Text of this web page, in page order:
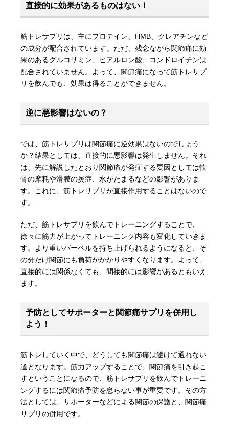
直接的に効果があるものはない！
筋トレサプリは、主にプロテイン、HMB、クレアチンなど
の成分が配合されています。ただ、残念ながら関節痛に効
果のあるグルコサミン、ヒアルロン酸、コンドロイチンは
配合されていません。よって、関節痛になって筋トレサプ
リを飲んでも、効果は得ることができません。
逆に悪影響はないの？
では、筋トレサプリは関節痛に逆効果はないのでしょう
か？結果としては、直接的に悪影響は発生しません。それ
は、先に解説したとおり関節痛が発症する要因としては軟
骨の摩耗や滑膜の炎症、水がたまるなどの影響がありま
す。これに、筋トレサプリが直接作用することはないので
す。
ただ、筋トレサプリを飲んでトレーニングすることで、
徐々に筋力が上がってトレーニング内容も変化していきま
す。より重いバーベルを持ち上げられるようになると、そ
の分だけ関節にも負荷がかかりやすくなります。よって、
直接的には関係なくても、間接的には影響があるともいえ
ます。
予防としてサポーターと関節痛サプリを併用し
よう！
筋トレしていく中で、どうしても関節痛は避けて通れない
道となります。筋力アップすることで、関節痛を引き起こ
すということになるので、筋トレサプリを飲んでトレーニ
ングするには関節痛予防を怠らない事が重要です。その方
法としては、サポーターなどによる関節の保護と、関節痛
サプリの併用です。